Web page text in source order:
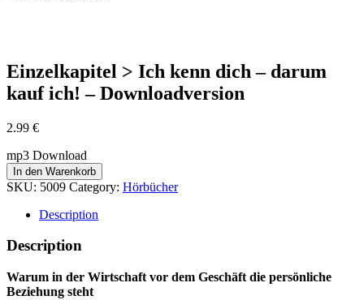
Einzelkapitel > Ich kenn dich – darum
kauf ich! – Downloadversion
2.99 €
mp3 Download
In den Warenkorb
SKU: 5009 Category: Hörbücher
Description
Description
Warum in der Wirtschaft vor dem Geschäft die persönliche
Beziehung steht